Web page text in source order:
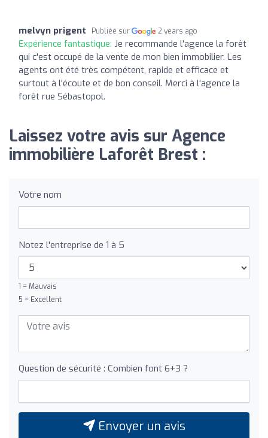
melvyn prigent Publiée sur 2 years ago
Expérience fantastique: Je recommande l'agence la forêt
qui c'est occupé de la vente de mon bien immobilier. Les
agents ont été très compétent, rapide et efficace et
surtout à l'écoute et de bon conseil. Merci à l'agence la
forêt rue Sébastopol.
Laissez votre avis sur Agence
immobilière Laforêt Brest :
Votre nom
Notez l'entreprise de 1 à 5
1 = Mauvais
5 = Excellent
Question de sécurité : Combien font 6+3 ?
Envoyer un avis